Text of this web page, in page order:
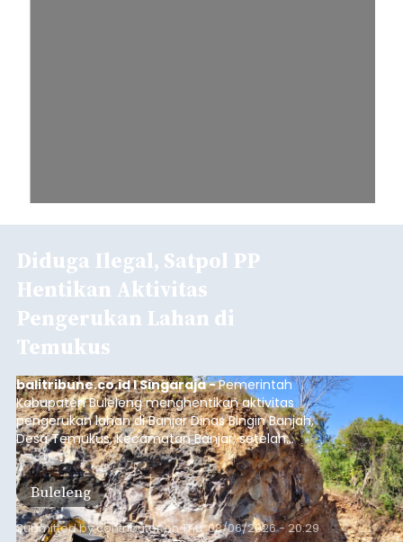
Diduga Ilegal, Satpol PP
Hentikan Aktivitas
Pengerukan Lahan di
Temukus
balitribune.co.id I Singaraja -Pemerintah
Kabupaten Buleleng menghentikan aktivitas
pengerukan lahan di Banjar Dinas Bingin Banjah,
Desa Temukus, Kecamatan Banjar, setelah
ditemukan indikasi kegiatan pengambilan
material yang tidak sesuai dengan peruntukan
kawasan.
Buleleng
Submitted bycontributoronThu, 08/06/2026 - 20:29